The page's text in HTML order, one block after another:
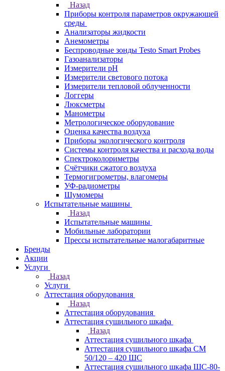
Назад
Приборы контроля параметров окружающей
среды
Анализаторы жидкости
Анемометры
Беспроводные зонды Testo Smart Probes
Газоанализаторы
Измерители pH
Измерители светового потока
Измерители тепловой облученности
Логгеры
Люксметры
Манометры
Метрологическое оборудование
Оценка качества воздуха
Приборы экологического контроля
Системы контроля качества и расхода воды
Спектроколориметры
Счётчики сжатого воздуха
Термогигрометры, влагомеры
УФ-радиометры
Шумомеры
Испытательные машины
Назад
Испытательные машины
Мобильные лаборатории
Прессы испытательные малогабаритные
Бренды
Акции
Услуги
Назад
Услуги
Аттестация оборудования
Назад
Аттестация оборудования
Аттестация сушильного шкафа
Назад
Аттестация сушильного шкафа
Аттестация сушильного шкафа СМ
50/120 – 420 ШС
Аттестация сушильного шкафа ШС-80-